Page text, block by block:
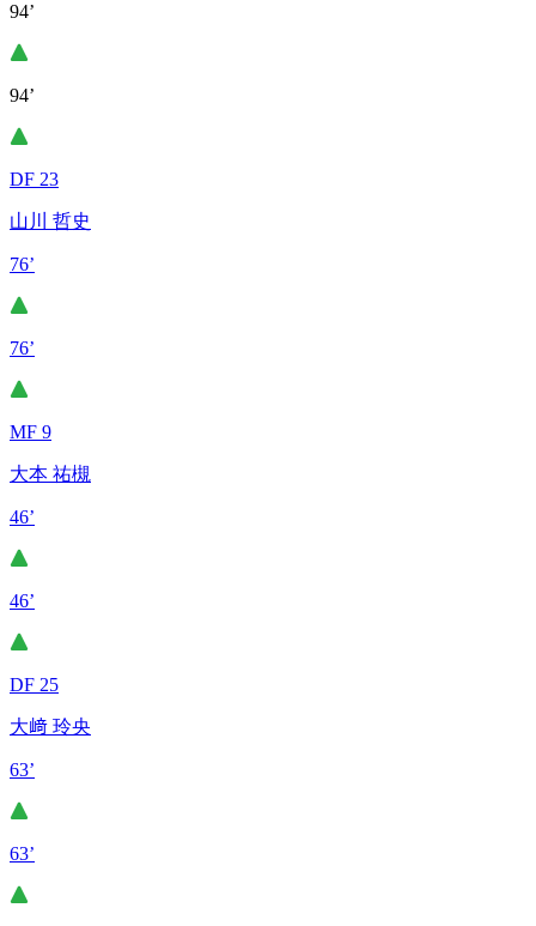
94’
94’
DF 23
山川 哲史
76’
76’
MF 9
大本 祐槻
46’
46’
DF 25
大﨑 玲央
63’
63’